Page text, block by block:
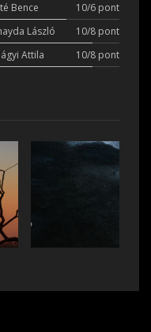
Bence
10/6 pont
László
10/8 pont
Attila
10/8 pont